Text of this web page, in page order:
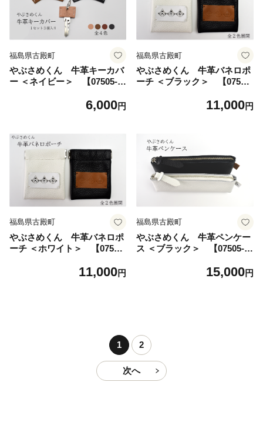
福島県古殿町
やぶさめくん 牛革キーカバ
ー ＜ネイビー＞ 【07505-0
6,000円
福島県古殿町
やぶさめくん 牛革バネロポ
ーチ ＜ブラック＞ 【07505-
11,000円
福島県古殿町
やぶさめくん 牛革バネロポ
ーチ ＜ホワイト＞ 【07505-
11,000円
福島県古殿町
やぶさめくん 牛革ペンケー
ス ＜ブラック＞ 【07505-0
15,000円
1 2
次へ